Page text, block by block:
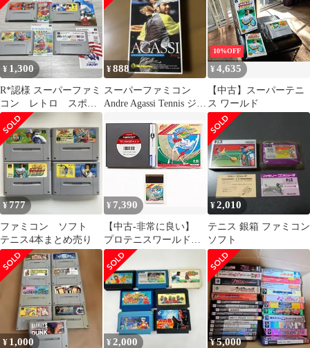
¥ 1,300
R*認様 スーパーファミ
コン レトロ スポー
ツタイトル まとめ売
り4本
¥888
スーパーファミコン
Andre Agassi Tennis ジャ
10%OFF
¥4,635
【中古】スーパーテニ
ス ワールド
¥777
ファミコン ソフト
テニス4本まとめ売り
¥ 7,390
【中古-非常に良い】
プロテニスワールドコ
ート [PCエンジン]
¥2,010
テニス 銀箱 ファミコン
ソフト
¥ 1,000 ¥2,000 ¥5,000